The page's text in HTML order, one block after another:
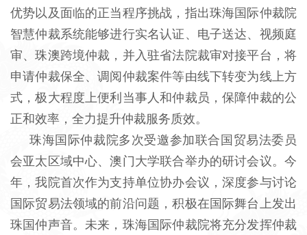
优势以及面临的正当程序挑战，指出珠海国际仲裁院
智慧仲裁系统能够进行实名认证、电子送达、视频庭
审、珠澳跨境仲裁，并入驻省法院裁审对接平台，将
申请仲裁保全、调阅仲裁案件等由线下转变为线上方
式，极大程度上便利当事人和仲裁员，保障仲裁的公
正和效率，全力提升仲裁服务质效。
珠海国际仲裁院多次受邀参加联合国贸易法委员
会亚太区域中心、澳门大学联合举办的研讨会议。今
年，我院首次作为支持单位协办会议，深度参与讨论
国际贸易法领域的前沿问题，积极在国际舞台上发出
珠国仲声音。未来，珠海国际仲裁院将充分发挥仲裁